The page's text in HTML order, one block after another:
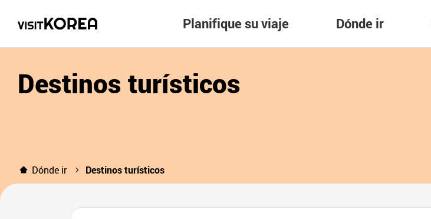
Planifique su viaje Dónde ir
Destinos turísticos
Dónde ir Destinos turísticos